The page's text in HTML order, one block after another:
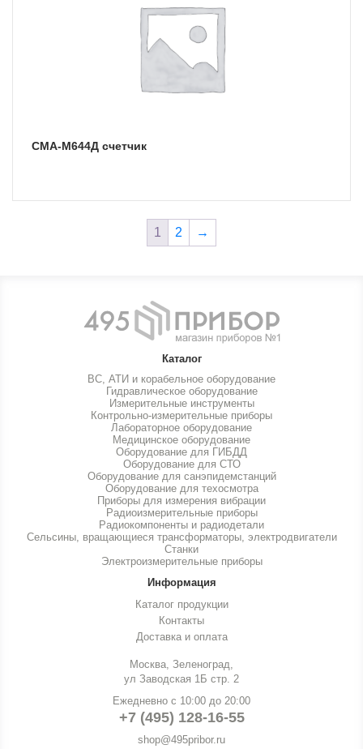
СМА-М644Д счетчик
1 2 →
Каталог
ВС, АТИ и корабельное оборудование
Гидравлическое оборудование
Измерительные инструменты
Контрольно-измерительные приборы
Лабораторное оборудование
Медицинское оборудование
Оборудование для ГИБДД
Оборудование для СТО
Оборудование для санэпидемстанций
Оборудование для техосмотра
Приборы для измерения вибрации
Радиоизмерительные приборы
Радиокомпоненты и радиодетали
Сельсины, вращающиеся трансформаторы, электродвигатели
Станки
Электроизмерительные приборы
Информация
Каталог продукции
Контакты
Доставка и оплата
Москва, Зеленоград,
ул Заводская 1Б стр. 2
Ежедневно с 10:00 до 20:00
+7 (495) 128-16-55
shop@495pribor.ru